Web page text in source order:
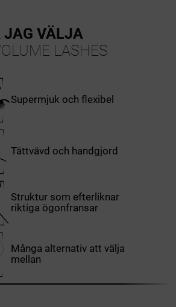
JAG VÄLJA
LASHES
Supermjuk och flexibel
Tättvävd och handgjord
Struktur som efterliknar
riktiga ögonfransar
Många alternativ att välja
mellan